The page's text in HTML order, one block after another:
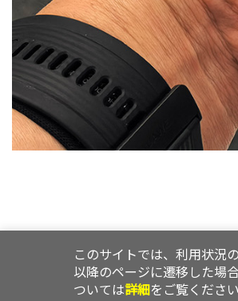
このサイトでは、利用状況
以降のページに遷移した場
ついては詳細 をご覧ください